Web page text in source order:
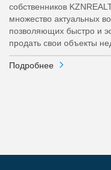
собственников
множество актуальных
позволяющих быстро и
продать свои объекты
Подробнее